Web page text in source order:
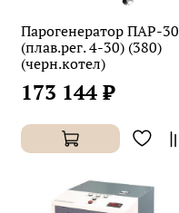
Парогенератор ПАР-30
(плав.рег. 4-30) (380)
(черн.котел)
173 144 ₽